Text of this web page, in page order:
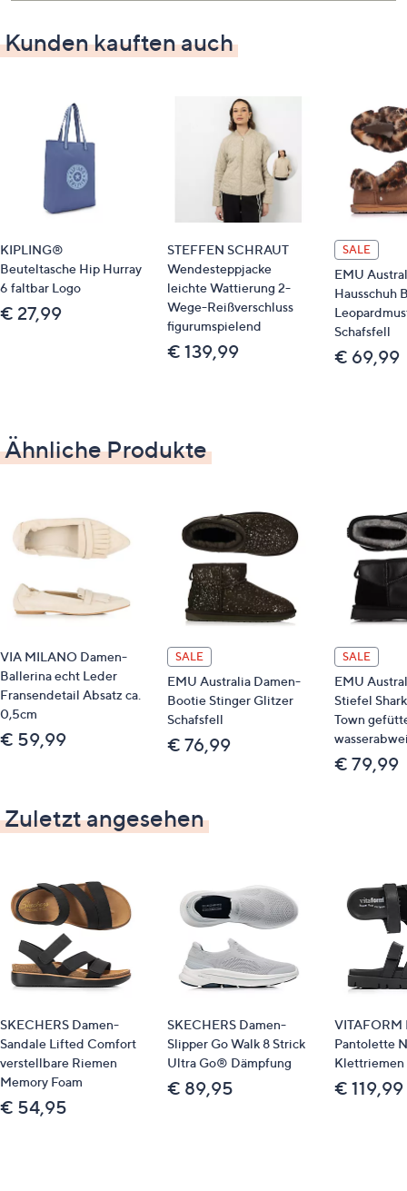
Kunden kauften auch
KIPLING®
Beuteltasche Hip Hurray
6 faltbar Logo
€ 27,99
STEFFEN SCHRAUT
Wendesteppjacke
leichte Wattierung 2-
Wege-Reißverschluss
figurumspielend
€ 139,99
SALE
EMU
Hausschuh
Schafsfell
€ 69,99
Ähnliche Produkte
VIA MILANO Damen-
Ballerina echt Leder
Fransendetail Absatz ca.
0,5cm
€ 59,99
SALE
EMU Australia Damen-
Bootie Stinger Glitzer
Schafsfell
€ 76,99
SALE
EMU
Stiefel
Town
€ 79,99
Zuletzt angesehen
SKECHERS Damen-
Sandale Lifted Comfort
verstellbare Riemen
Memory Foam
€ 54,95
SKECHERS Damen-
Slipper Go Walk 8 Strick
Ultra Go® Dämpfung
€ 89,95
VITAFORM
Pantolette
Klettriemen
€ 119,99